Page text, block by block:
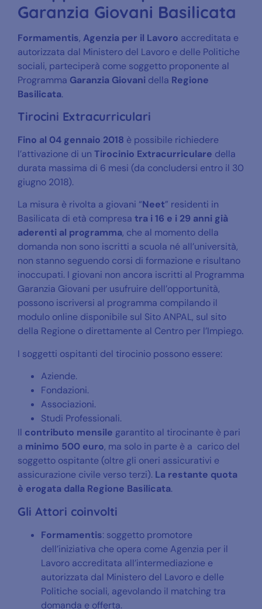
Garanzia Giovani Basilicata
Formamentis, Agenzia per il Lavoro accreditata e
autorizzata dal Ministero del Lavoro e delle Politiche
sociali, parteciperà come soggetto proponente al
Programma Garanzia Giovani della Regione
Basilicata.
Tirocini Extracurriculari
Fino al 04 gennaio 2018 è possibile richiedere
l’attivazione di un Tirocinio Extracurriculare della
durata massima di 6 mesi (da concludersi entro il 30
giugno 2018).
La misura è rivolta a giovani “Neet” residenti in
Basilicata di età compresa tra i 16 e i 29 anni già
aderenti al programma, che al momento della
domanda non sono iscritti a scuola né all’università,
non stanno seguendo corsi di formazione e risultano
inoccupati. I giovani non ancora iscritti al Programma
Garanzia Giovani per usufruire dell’opportunità,
possono iscriversi al programma compilando il
modulo online disponibile sul Sito ANPAL, sul sito
della Regione o direttamente al Centro per l’Impiego.
I soggetti ospitanti del tirocinio possono essere:
Aziende.
Fondazioni.
Associazioni.
Studi Professionali.
Il contributo mensile garantito al tirocinante è pari
a minimo 500 euro, ma solo in parte è a carico del
soggetto ospitante (oltre gli oneri assicurativi e
assicurazione civile verso terzi). La restante quota
è erogata dalla Regione Basilicata.
Gli Attori coinvolti
Formamentis: soggetto promotore
dell’iniziativa che opera come Agenzia per il
Lavoro accreditata all’intermediazione e
autorizzata dal Ministero del Lavoro e delle
Politiche sociali, agevolando il matching tra
domanda e offerta.